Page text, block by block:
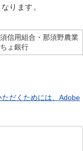
ります。
信用組合・那須野農業
ょ銀行
だくためには、Adobe